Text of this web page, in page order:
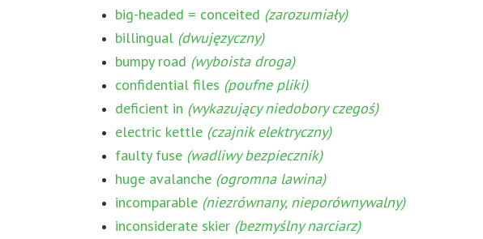
big-headed = conceited (zarozumiały)
billingual (dwujęzyczny)
bumpy road (wyboista droga)
confidential files (poufne pliki)
deficient in (wykazujący niedobory czegoś)
electric kettle (czajnik elektryczny)
faulty fuse (wadliwy bezpiecznik)
huge avalanche (ogromna lawina)
incomparable (niezrównany, nieporównywalny)
inconsiderate skier (bezmyślny narciarz)